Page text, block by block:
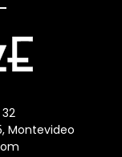
Montevideo